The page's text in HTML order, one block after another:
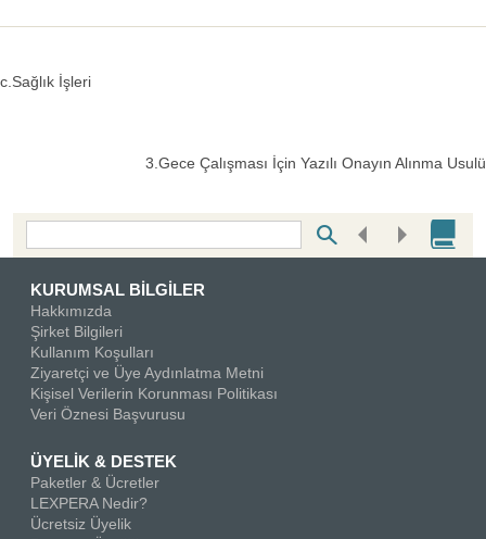
c.Sağlık İşleri
3.Gece Çalışması İçin Yazılı Onayın Alınma Usulü
Bottom Search Toolbar Highlight Text
KURUMSAL BİLGİLER
Hakkımızda
Şirket Bilgileri
Kullanım Koşulları
Ziyaretçi ve Üye Aydınlatma Metni
Kişisel Verilerin Korunması Politikası
Veri Öznesi Başvurusu
ÜYELİK & DESTEK
Paketler & Ücretler
LEXPERA Nedir?
Ücretsiz Üyelik